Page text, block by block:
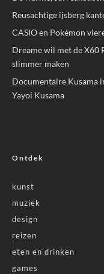
Reusachtige ijsberg
CASIO en Pokémon
Dreame wil met de X60
slimmer maken
Documentaire Kusama
Yayoi Kusama
Ontdek
kunst
muziek
design
reizen
eten en drinken
games